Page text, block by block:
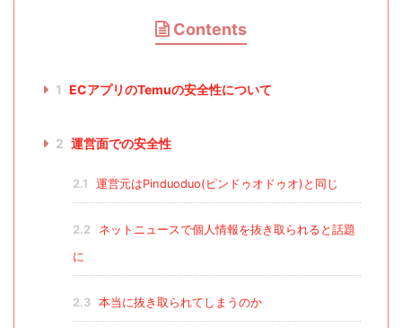
Contents
1 ECアプリのTemuの安全性について
2 運営面での安全性
2.1 運営元はPinduoduo(ピンドゥオドゥオ)と同じ
2.2
ネットニュースで個人情報を抜き取られると話題
に
2.3 本当に抜き取られてしまうのか